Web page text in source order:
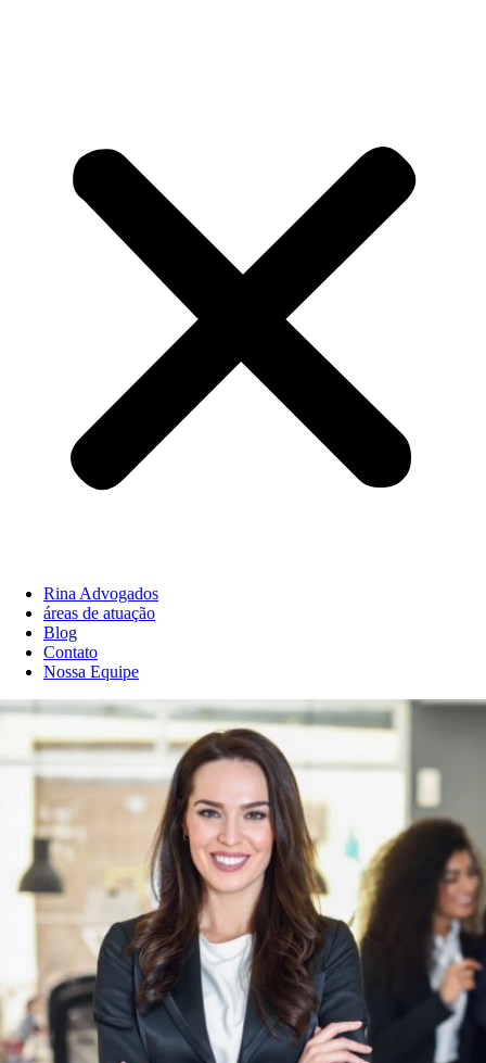
Rina Advogados
áreas de atuação
Blog
Contato
Nossa Equipe